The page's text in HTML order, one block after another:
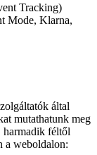
Tracking)
Mode, Klarna,
által
mutathatunk meg
harmadik féltől
a weboldalon: